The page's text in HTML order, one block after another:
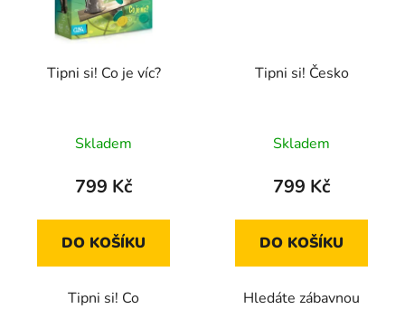
Tipni si! Co je víc?
Skladem
799 Kč
DO KOŠÍKU
Tipni si! Co
Tipni si! Česko
Skladem
799 Kč
DO KOŠÍKU
Hledáte zábavnou